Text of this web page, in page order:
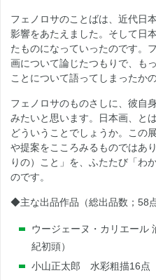
フェノロサのことばは、近代日
影響をあたえました。そして日
たものになっていったのです。
画について論じたつもりで、も
ことについて語ってしまったか
フェノロサのものさしに、彼自
みたいと思います。日本画、と
どういうことでしょうか。この
や提案をこころみるものではあ
りの）こと」を、ふたたび「わ
のです。
◆主な出品作品（総出品数；58点
ウージェーヌ・カリエール
紀初頭）
小山正太郎 水彩粗描16点